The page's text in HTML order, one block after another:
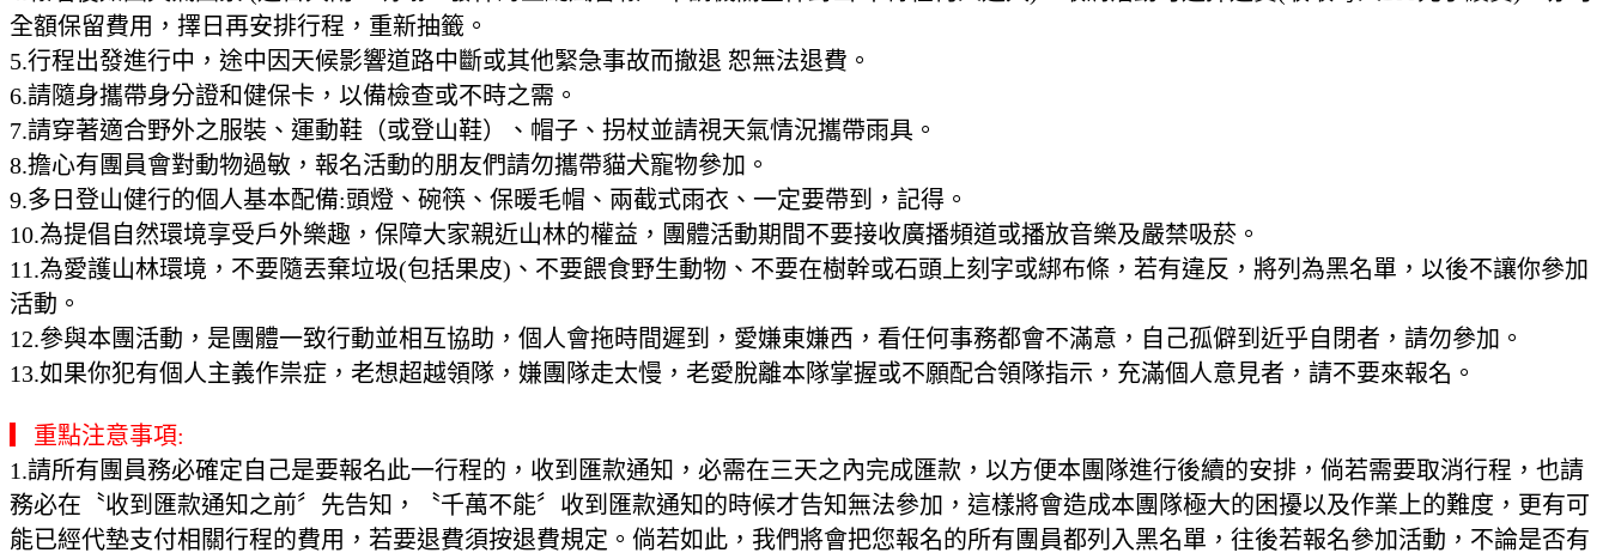
全額保留費用，擇日再安排行程，重新抽籤。
5.行程出發進行中，途中因天候影響道路中斷或其他緊急事故而撤退 恕無法退費。
6.請隨身攜帶身分證和健保卡，以備檢查或不時之需。
7.請穿著適合野外之服裝、運動鞋（或登山鞋）、帽子、拐杖並請視天氣情況攜帶雨具。
8.擔心有團員會對動物過敏，報名活動的朋友們請勿攜帶貓犬寵物參加。
9.多日登山健行的個人基本配備:頭燈、碗筷、保暖毛帽、兩截式雨衣、一定要帶到，記得。
10.為提倡自然環境享受戶外樂趣，保障大家親近山林的權益，團體活動期間不要接收廣播頻道或播放音樂及嚴禁吸菸。
11.為愛護山林環境，不要隨丟棄垃圾(包括果皮)、不要餵食野生動物、不要在樹幹或石頭上刻字或綁布條，若有違反，將列為黑名單，以後不讓你參加
活動。
12.參與本團活動，是團體一致行動並相互協助，個人會拖時間遲到，愛嫌東嫌西，看任何事務都會不滿意，自己孤僻到近乎自閉者，請勿參加。
13.如果你犯有個人主義作祟症，老想超越領隊，嫌團隊走太慢，老愛脫離本隊掌握或不願配合領隊指示，充滿個人意見者，請不要來報名。
▎重點注意事項:
1.請所有團員務必確定自己是要報名此一行程的，收到匯款通知，必需在三天之內完成匯款，以方便本團隊進行後續的安排，倘若需要取消行程，也請
務必在〝收到匯款通知之前〞先告知，〝千萬不能〞收到匯款通知的時候才告知無法參加，這樣將會造成本團隊極大的困擾以及作業上的難度，更有可
能已經代墊支付相關行程的費用，若要退費須按退費規定。倘若如此，我們將會把您報名的所有團員都列入黑名單，往後若報名參加活動，不論是否有